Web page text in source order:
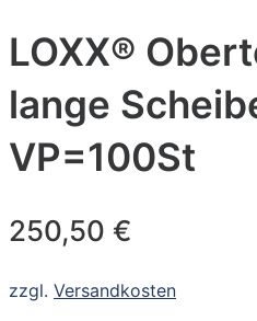
LOXX®
lange
VP=100St
250,50 €
zzgl. Versandkosten